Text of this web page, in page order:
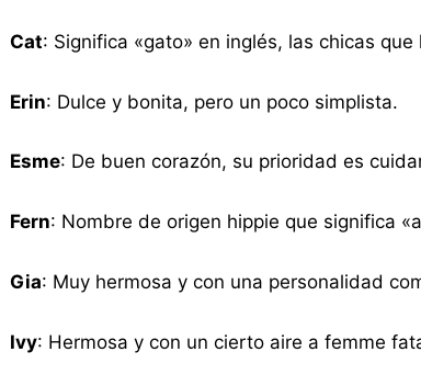
Cat: Significa «gato» en inglés, las chicas
Erin: Dulce y bonita, pero un poco simplista.
Esme: De buen corazón, su prioridad es
Fern: Nombre de origen hippie que significa
Gia: Muy hermosa y con una personalidad
Ivy: Hermosa y con un cierto aire a femme